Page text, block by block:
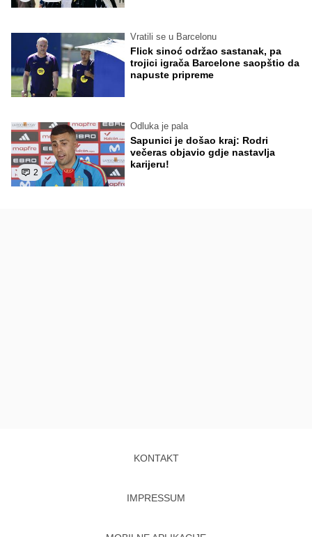
Vratili se u Barcelonu
Flick sinoć održao sastanak, pa
trojici igrača Barcelone saopštio da
napuste pripreme
2
Odluka je pala
Sapunici je došao kraj: Rodri
večeras objavio gdje nastavlja
karijeru!
KONTAKT
IMPRESSUM